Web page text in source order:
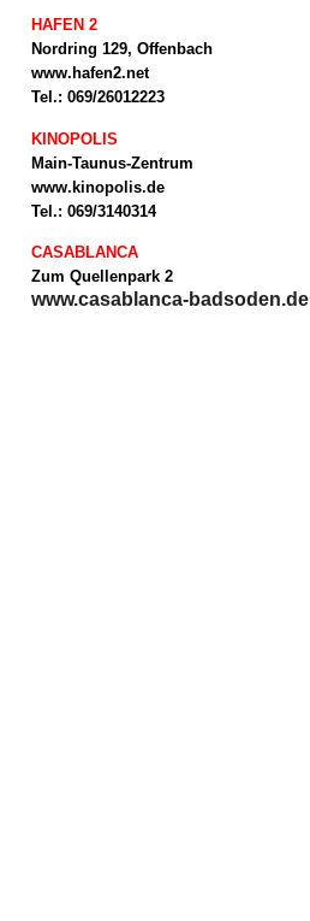
HAFEN 2
Nordring 129, Offenbach
www.hafen2.net
Tel.: 069/26012223
KINOPOLIS
Main-Taunus-Zentrum
www.kinopolis.de
Tel.: 069/3140314
CASABLANCA
Zum Quellenpark 2
www.casablanca-badsoden.de